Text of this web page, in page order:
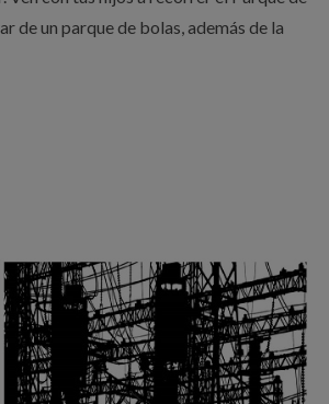
de un parque de bolas, además de la